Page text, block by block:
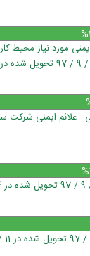
مورد نیاز محیط
- علائم ایمنی